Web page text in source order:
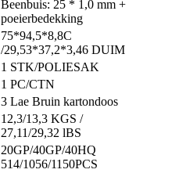
Beenbuis: 25 * 1,0 mm +
poeierbedekking
75*94,5*8,8C
/29,53*37,2*3,46 DUIM
1 STK/POLIESAK
1 PC/CTN
3 Lae Bruin kartondoos
12,3/13,3 KGS /
27,11/29,32 lBS
20GP/40GP/40HQ
514/1056/1150PCS